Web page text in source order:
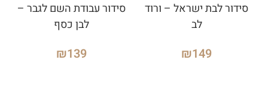
סידור לבת ישראל – ורוד
לב
₪149
סידור עבודת השם לגבר –
לבן כסף
₪139